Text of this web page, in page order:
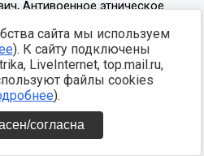
сайта мы используем
). К сайту подключены
LiveInternet, top.mail.ru,
файлы cookies
).
согласна